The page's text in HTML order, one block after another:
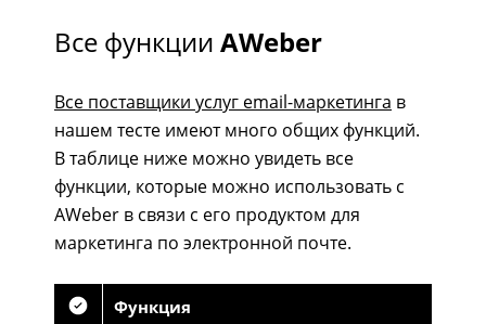
Все функции AWeber
Все поставщики услуг email-маркетинга в
нашем тесте имеют много общих функций.
В таблице ниже можно увидеть все
функции, которые можно использовать с
AWeber в связи с его продуктом для
маркетинга по электронной почте.
Функция